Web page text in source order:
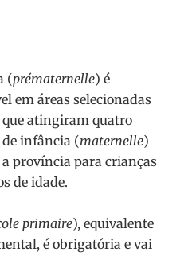
(prématernelle) é
em áreas selecionadas
atingiram quatro
infância (maternelle)
província para crianças
de idade.
primaire), equivalente
é obrigatória e vai